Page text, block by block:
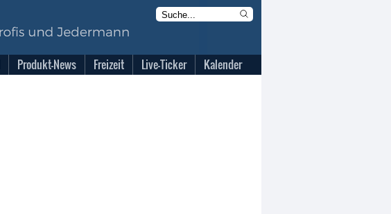
Produkt-News Freizeit Live-Ticker Kalender